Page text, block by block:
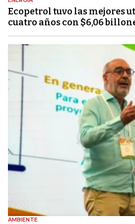
Ecopetrol tuvo las mejores
cuatro años con $6,06
AMBIENTE